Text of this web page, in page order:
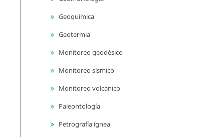
Geoquímica
Geotermia
Monitoreo geodésico
Monitoreo sísmico
Monitoreo volcánico
Paleontología
Petrografía ígnea